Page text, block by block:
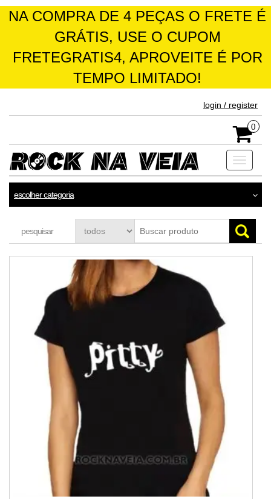
NA COMPRA DE 4 PEÇAS O FRETE É
GRÁTIS, USE O CUPOM
FRETEGRATIS4, APROVEITE É POR
TEMPO LIMITADO!
login / register
0
Toggle
escolher categoria
pesquisar